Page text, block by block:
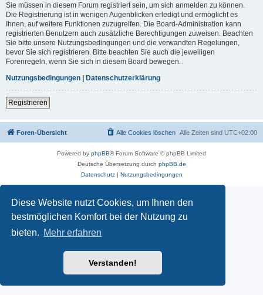
Diese Website nutzt Cookies, um Ihnen den
bestmöglichen Komfort bei der Nutzung zu
bieten. Mehr erfahren
Verstanden!
Sie müssen in diesem Forum registriert sein, um sich anmelden zu können.
Die Registrierung ist in wenigen Augenblicken erledigt und ermöglicht es
Ihnen, auf weitere Funktionen zuzugreifen. Die Board-Administration kann
registrierten Benutzern auch zusätzliche Berechtigungen zuweisen. Beachten
Sie bitte unsere Nutzungsbedingungen und die verwandten Regelungen,
bevor Sie sich registrieren. Bitte beachten Sie auch die jeweiligen
Forenregeln, wenn Sie sich in diesem Board bewegen.
Nutzungsbedingungen | Datenschutzerklärung
Registrieren
Foren-Übersicht Alle Zeiten sind UTC+02:00
Alle Cookies löschen
Powered by phpBB® Forum Software © phpBB Limited
Deutsche Übersetzung durch phpBB.de
Datenschutz| Nutzungsbedingungen